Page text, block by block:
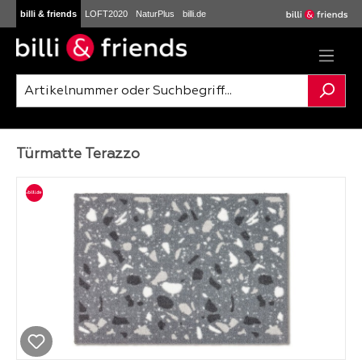
Zum Hauptinhalt springen
billi & friends LOFT2020 NaturPlus billi.de
Bildergalerie überspringen
Türmatte Terazzo